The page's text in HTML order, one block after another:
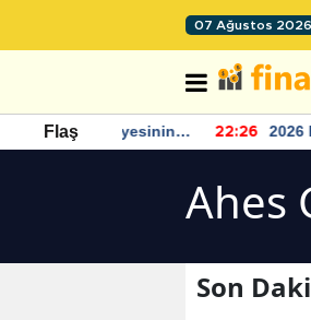
07 Ağustos 2026
Flaş
seviyesinin 22:26
2026 Haziran
Yaşandı
Ahes
Son